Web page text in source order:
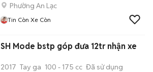
Phường An Lạc
Tin Còn Xe Còn
SH Mode bstp góp đưa 12tr nhận xe
2017 Tay ga 100 - 175 cc Đã sử dụng